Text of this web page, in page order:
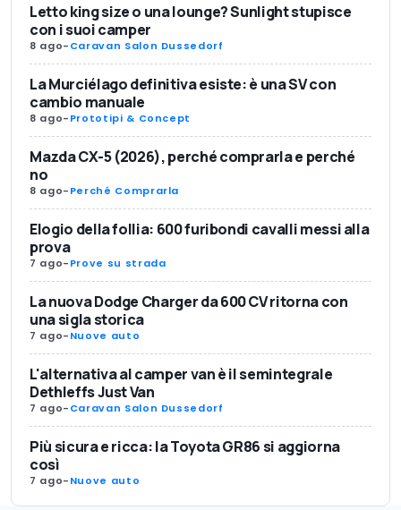
Letto king size o una lounge? Sunlight stupisce
con i suoi camper
8 ago-Caravan Salon Dussedorf
La Murciélago definitiva esiste: è una SV con
cambio manuale
8 ago-Prototipi & Concept
Mazda CX-5 (2026), perché comprarla e perché
no
8 ago-Perché Comprarla
Elogio della follia: 600 furibondi cavalli messi alla
prova
7 ago-Prove su strada
La nuova Dodge Charger da 600 CV ritorna con
una sigla storica
7 ago-Nuove auto
L'alternativa al camper van è il semintegrale
Dethleffs Just Van
7 ago-Caravan Salon Dussedorf
Più sicura e ricca: la Toyota GR86 si aggiorna
così
7 ago-Nuove auto